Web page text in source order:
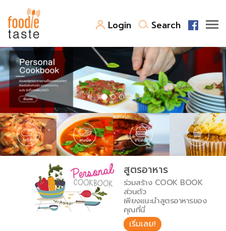
Login Search
สูตรอาหาร
สูตรอาหารล่าสุด
Top Foodie
พาไปชิม
สารพันก้นครัว
เคล็ดลับน่ารู้
เปรียบเทียบหน่วยการตวง
เปรียบเทียบอุณหภูมิ
เปรียบเทียบน้ำหนักวัตถุดิบ
FoodPedia
สร้าง Cookbook
สูตรอาหาร
ร่วมสร้าง COOK BOOK
ส่วนตัว
เพียงแนะนำสูตรอาหารของ
คุณที่นี่
เริ่มเลย!